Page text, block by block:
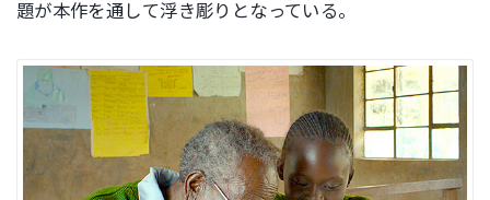
題が本作を通して浮き彫りとなっている。